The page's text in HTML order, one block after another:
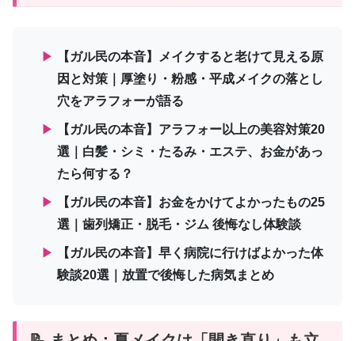
▶
【ガル民の本音】メイクすると老けて見える原
因と対策｜厚塗り・粉感・平成メイクの落とし
穴をアラフォーが語る
▶
【ガル民の本音】アラフォー以上の美容対策20
選｜白髪・シミ・たるみ・エステ、お金があっ
たら何する？
▶
【ガル民の本音】お金をかけてよかったもの25
選｜歯列矯正・脱毛・ジム 後悔なし体験談
▶
【ガル民の本音】早く病院に行けばよかった体
験談20選｜放置で後悔した病気まとめ